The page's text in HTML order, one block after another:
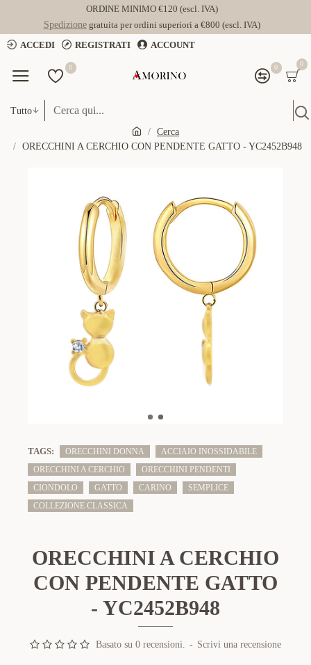
ORDINE MINIMO €120 (escl. IVA)
Spedizionegratuita per ordini superiori a €800 (escl. IVA)
ACCEDI
REGISTRATI ACCOUNT
0 0 0
Tutto
Cerca
ORECCHINI A CERCHIO CON PENDENTE GATTO - YC2452B948
TAGS: ORECCHINI DONNA
ACCIAIO INOSSIDABILE
ORECCHINI A CERCHIO
ORECCHINI PENDENTI
CIONDOLO
GATTO CARINO
SEMPLICE
COLLEZIONE CLASSICA
ORECCHINI A CERCHIO
CON PENDENTE GATTO
- YC2452B948
Basato su 0 recensioni. - Scrivi una recensione